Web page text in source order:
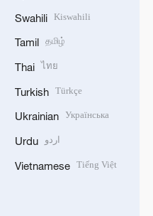
Swahili Kiswahili
Tamil தமிழ்
Thai ไทย
Turkish Türkçe
Ukrainian Українська
Urdu اردو
Vietnamese Tiếng Việt